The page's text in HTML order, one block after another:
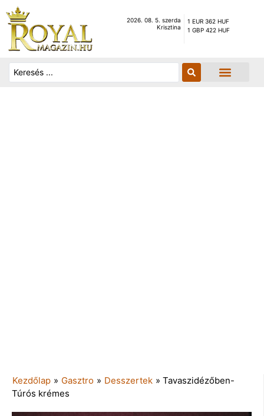
2026. 08. 5. szerda
Krisztina
1 EUR 362 HUF
1 GBP 422 HUF
Kezdőlap » Gasztro » Desszertek » Tavaszidézőben-
Túrós krémes